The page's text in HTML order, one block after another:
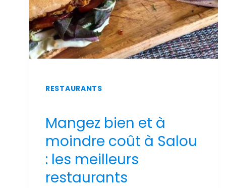
SUR
MER
RESTAURANTS
Mangez bien et à
moindre coût à Salou
: les meilleurs
restaurants